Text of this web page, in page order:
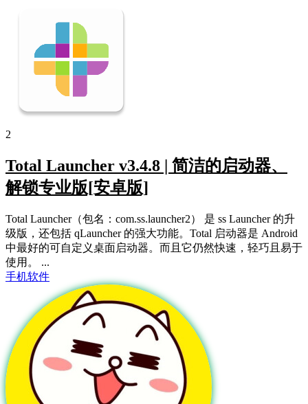
2
Total Launcher v3.4.8 | 简洁的启动器、
解锁专业版[安卓版]
Total Launcher（包名：com.ss.launcher2） 是 ss Launcher 的升
级版，还包括 qLauncher 的强大功能。Total 启动器是 Android
中最好的可自定义桌面启动器。而且它仍然快速，轻巧且易于
使用。 ...
手机软件